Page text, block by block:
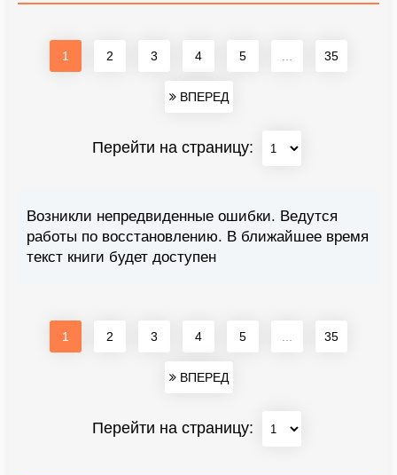
1 2 3 4 5 ... 35
ВПЕРЕД
Перейти на страницу:
Возникли непредвиденные ошибки. Ведутся
работы по восстановлению. В ближайшее время
текст книги будет доступен
1 2 3 4 5 ... 35
ВПЕРЕД
Перейти на страницу: